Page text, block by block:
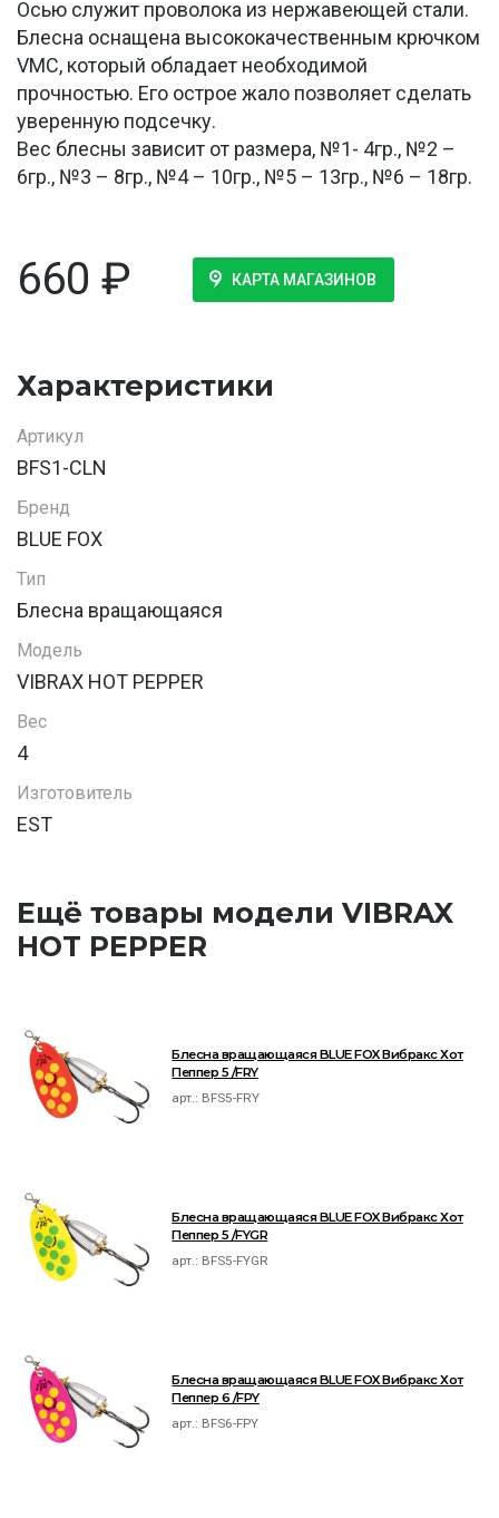
Осью служит проволока из нержавеющей стали.
Блесна оснащена высококачественным крючком
VMC, который обладает необходимой
прочностью. Его острое жало позволяет сделать
уверенную подсечку.
Вес блесны зависит от размера, №1- 4гр., №2 –
6гр., №3 – 8гр., №4 – 10гр., №5 – 13гр., №6 – 18гр.
660 ₽ КАРТА МАГАЗИНОВ
Характеристики
Артикул
BFS1-CLN
Бренд
BLUE FOX
Тип
Блесна вращающаяся
Модель
VIBRAX HOT PEPPER
Вес
4
Изготовитель
EST
Ещё товары модели VIBRAX
HOT PEPPER
Блесна вращающаяся BLUE FOX Вибракс Хот
Пеппер 5 /FRY
арт.: BFS5-FRY
Блесна вращающаяся BLUE FOX Вибракс Хот
Пеппер 5 /FYGR
арт.: BFS5-FYGR
Блесна вращающаяся BLUE FOX Вибракс Хот
Пеппер 6 /FPY
арт.: BFS6-FPY